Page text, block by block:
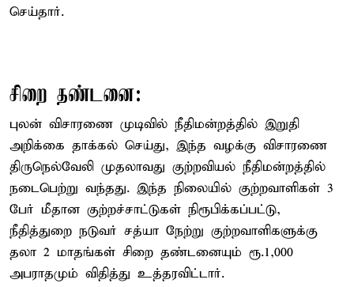
செய்தார்.
சிறை தண்டனை:
புலன் விசாரணை முடிவில் நீதிமன்றத்தில் இறுதி
அறிக்கை தாக்கல் செய்து, இந்த வழக்கு விசாரணை
திருநெல்வேலி முதலாவது குற்றவியல் நீதிமன்றத்தில்
நடைபெற்று வந்தது. இந்த நிலையில் குற்றவாளிகள் 3
பேர் மீதான குற்றச்சாட்டுகள் நிரூபிக்கப்பட்டு,
நீதித்துறை நடுவர் சத்யா நேற்று குற்றவாளிகளுக்கு
தலா 2 மாதங்கள் சிறை தண்டனையும் ரூ.1,000
அபராதமும் விதித்து உத்தரவிட்டார்.